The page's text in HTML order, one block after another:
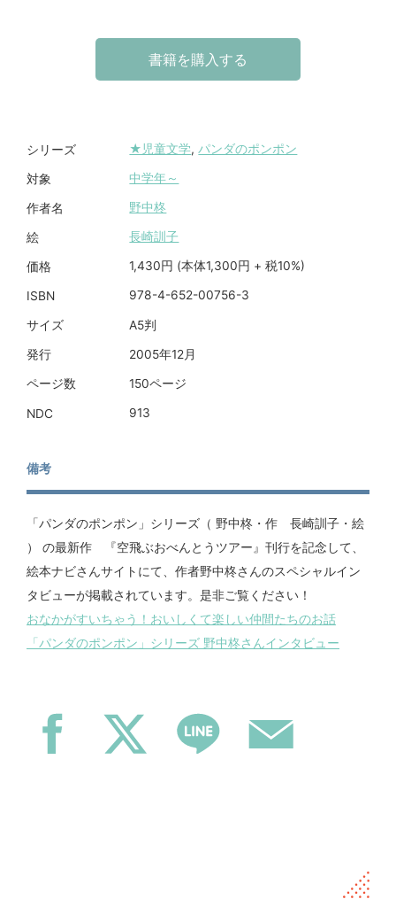
書籍を購入する
シリーズ ★児童文学, パンダのポンポン
対象 中学年～
作者名 野中柊
絵 長崎訓子
価格 1,430円 (本体1,300円 + 税10%)
ISBN 978-4-652-00756-3
サイズ A5判
発行 2005年12月
ページ数 150ページ
NDC 913
備考
「パンダのポンポン」シリーズ（ 野中柊・作 長崎訓子・絵
） の最新作 『空飛ぶおべんとうツアー』刊行を記念して、
絵本ナビさんサイトにて、作者野中柊さんのスペシャルイン
タビューが掲載されています。是非ご覧ください！
おなかがすいちゃう！おいしくて楽しい仲間たちのお話
「パンダのポンポン」シリーズ 野中柊さんインタビュー